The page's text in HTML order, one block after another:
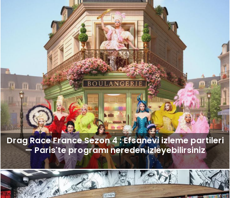
Drag Race France Sezon 4 : Efsanevi izleme partileri
— Paris'te programı nereden izleyebilirsiniz